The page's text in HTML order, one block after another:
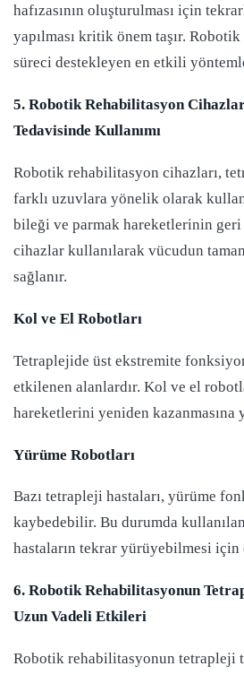
hafızasının oluşturulması için
yapılması kritik önem taşır.
süreci destekleyen en etkili
5. Robotik Rehabilitasyon
Tedavisinde Kullanımı
Robotik rehabilitasyon cihazları,
farklı uzuvlara yönelik olarak
bileği ve parmak hareketlerinin geri
cihazlar kullanılarak vücudun
sağlanır.
Kol ve El Robotları
Tetraplejide üst ekstremite
etkilenen alanlardır. Kol ve el
hareketlerini yeniden kazanmasına
Yürüme Robotları
Bazı tetrapleji hastaları, yürüme
kaybedebilir. Bu durumda
hastaların tekrar yürüyebilmesi için
6. Robotik Rehabilitasyonun
Uzun Vadeli Etkileri
Robotik rehabilitasyonun tetrapleji